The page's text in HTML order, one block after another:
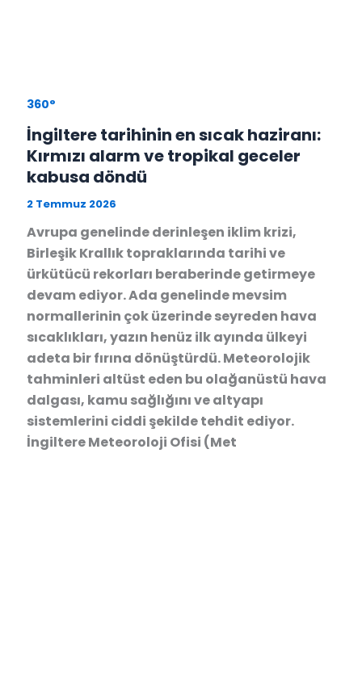
360°
İngiltere tarihinin en sıcak haziranı:
Kırmızı alarm ve tropikal geceler
kabusa döndü
2 Temmuz 2026
Avrupa genelinde derinleşen iklim krizi,
Birleşik Krallık topraklarında tarihi ve
ürkütücü rekorları beraberinde getirmeye
devam ediyor. Ada genelinde mevsim
normallerinin çok üzerinde seyreden hava
sıcaklıkları, yazın henüz ilk ayında ülkeyi
adeta bir fırına dönüştürdü. Meteorolojik
tahminleri altüst eden bu olağanüstü hava
dalgası, kamu sağlığını ve altyapı
sistemlerini ciddi şekilde tehdit ediyor.
İngiltere Meteoroloji Ofisi (Met